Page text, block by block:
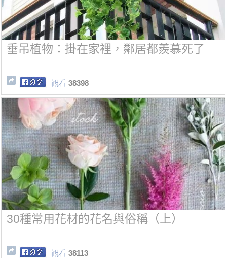
垂吊植物：掛在家裡，鄰居都羨慕死了
觀看 38398
30種常用花材的花名與俗稱（上）
觀看 38113